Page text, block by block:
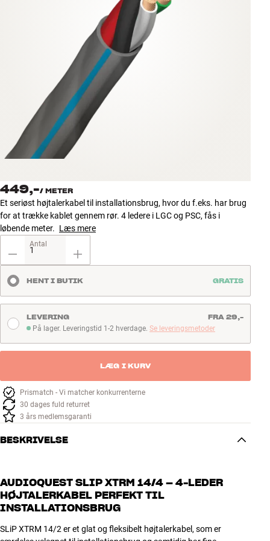
INSPIRATION
MÆRKER
NYHEDER
TILBUD
Log ind
Kundeservice
Byg med Lyd
449,-/ METER
Et seriøst højtalerkabel til installationsbrug, hvor du f.eks. har brug
for at trække kablet gennem rør. 4 ledere i LGC og PSC, fås i
løbende meter. Læs mere
Antal
HENT I BUTIK GRATIS
På lager. Leveringstid 1-2 hverdage
På lager. Leveringstid 1-2 hverdage. Se leveringsmetoder
LEVERING FRA 29,-
LÆG I KURV
Prismatch - Vi matcher konkurrenterne
30 dages fuld returret
3 års medlemsgaranti
BESKRIVELSE
AUDIOQUEST SLIP XTRM 14/4 – 4-LEDER
HØJTALERKABEL PERFEKT TIL
INSTALLATIONSBRUG
SLiP XTRM 14/2 er et glat og fleksibelt højtalerkabel, som er